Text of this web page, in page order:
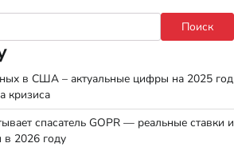
Поиск
в США – актуальные цифры на 2025 год
кризиса
спасатель GOPR — реальные ставки и
2026 году